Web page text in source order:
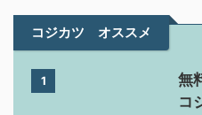
コジカツ オススメ
1
無
コ